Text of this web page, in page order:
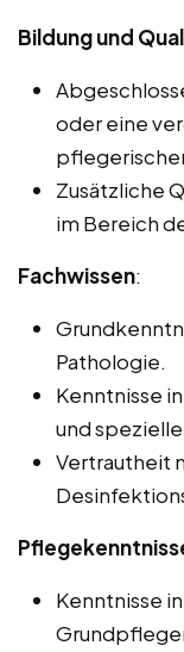
Bildung und
oder eine
Zusätzliche
im Bereich
Fachwissen:
Pathologie.
Kenntnisse
und
Vertrautheit
Kenntnisse